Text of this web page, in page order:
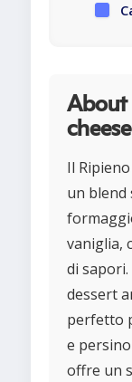
About
Il
un blend
vaniglia,
di
dessert
perfetto
e
offre un